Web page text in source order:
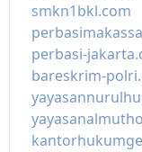
smkn1bkl.com
perbasi-
bareskrim-